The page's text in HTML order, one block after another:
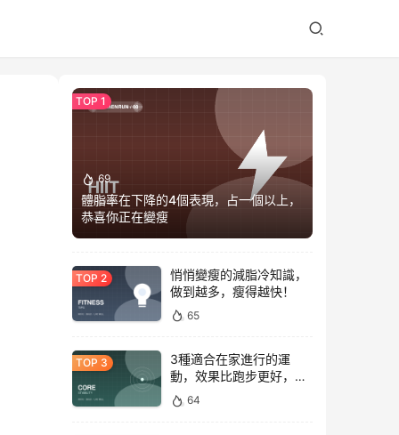
69
體脂率在下降的4個表現，占一個以上，
恭喜你正在變瘦
悄悄變瘦的減脂冷知識，
做到越多，瘦得越快！
65
3種適合在家進行的運
動，效果比跑步更好，是
公認的脂肪殺手！
64